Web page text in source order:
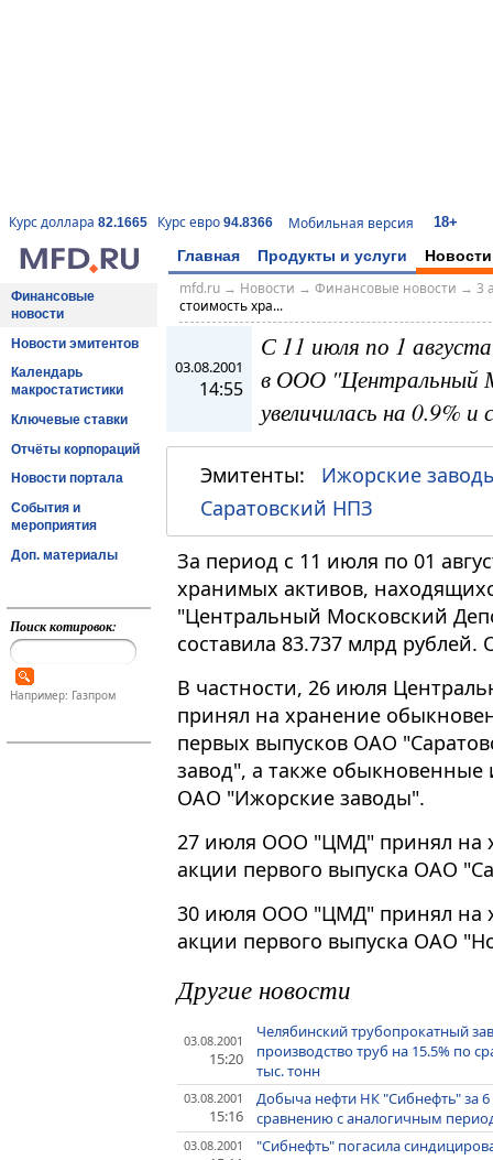
Курс доллара 82.1665 Курс евро 94.8366 Мобильная версия 18+
Главная Продукты и услуги Новости
Финансовые
новости
Новости эмитентов
Календарь
макростатистики
Ключевые ставки
Отчёты корпораций
Новости портала
События и
мероприятия
Доп. материалы
Поиск котировок:
Например: Газпром
mfd.ru→ Новости → Финансовые новости → 3
стоимость хра...
03.08.2001
14:55
С 11 июля по 1
в ООО "Центральный
увеличилась на 0.9%
Эмитенты: Ижорские
Саратовский НПЗ
За период с 11 июля по 01
хранимых активов,
"Центральный Московский
составила 83.737 млрд
В частности, 26 июля
принял на хранение
первых выпусков ОАО
завод", а также
ОАО "Ижорские заводы".
27 июля ООО "ЦМД" принял на
акции первого выпуска ОАО
30 июля ООО "ЦМД" принял на
акции первого выпуска ОАО
Другие новости
03.08.2001
15:20
Челябинский трубопрокатный
производство труб на 15.5% по
тыс. тонн
03.08.2001
15:16
Добыча нефти НК "Сибнефть" за 6
сравнению с аналогичным
03.08.2001
"Сибнефть" погасила